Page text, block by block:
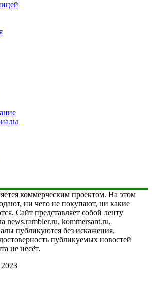
коммерческим проектом. На этом
ни чего не покупают, ни какие
Сайт представляет собой ленту
news.rambler.ru, kommersant.ru,
публикуются без искажения,
публикуемых новостей
не несёт.